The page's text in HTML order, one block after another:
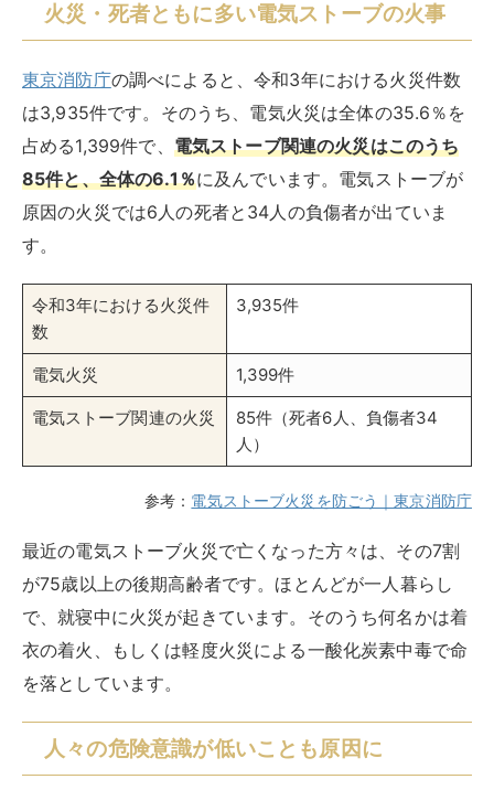
火災・死者ともに多い電気ストーブの火事
東京消防庁の調べによると、令和3年における火災件数
は3,935件です。そのうち、電気火災は全体の35.6％を
占める1,399件で、 電気ストーブ関連の火災はこのうち
85件と、全体の6.1％に及んでいます。電気ストーブが
原因の火災では6人の死者と34人の負傷者が出ていま
す。
令和3年における火災件
数
3,935件
電気火災 1,399件
電気ストーブ関連の火災
85件（死者6人、負傷者34
人）
参考： 電気ストーブ火災を防ごう｜東京消防庁
最近の電気ストーブ火災で亡くなった方々は、その7割
が75歳以上の後期高齢者です。ほとんどが一人暮らし
で、就寝中に火災が起きています。そのうち何名かは着
衣の着火、もしくは軽度火災による一酸化炭素中毒で命
を落としています。
人々の危険意識が低いことも原因に